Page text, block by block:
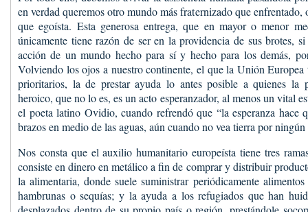
en verdad queremos otro mundo más fraternizado que enfrentado,
que egoísta. Esta generosa entrega, que en mayor o menor
únicamente tiene razón de ser en la providencia de sus brotes,
acción de un mundo hecho para sí y hecho para los demás,
Volviendo los ojos a nuestro continente, el que la Unión Europea
prioritarios, la de prestar ayuda lo antes posible a quienes la
heroico, que no lo es, es un acto esperanzador, al menos un vital
el poeta latino Ovidio, cuando refrendó que “la esperanza hace
brazos en medio de las aguas, aún cuando no vea tierra por
Nos consta que el auxilio humanitario europeísta tiene tres
consiste en dinero en metálico a fin de comprar y distribuir
la alimentaria, donde suele suministrar periódicamente
hambrunas o sequías; y la ayuda a los refugiados que han